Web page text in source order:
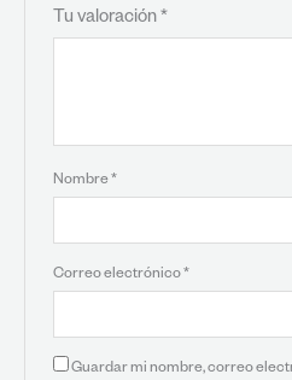
Tu valoración *
Nombre*
Correo electrónico*
Guardar mi nombre, correo